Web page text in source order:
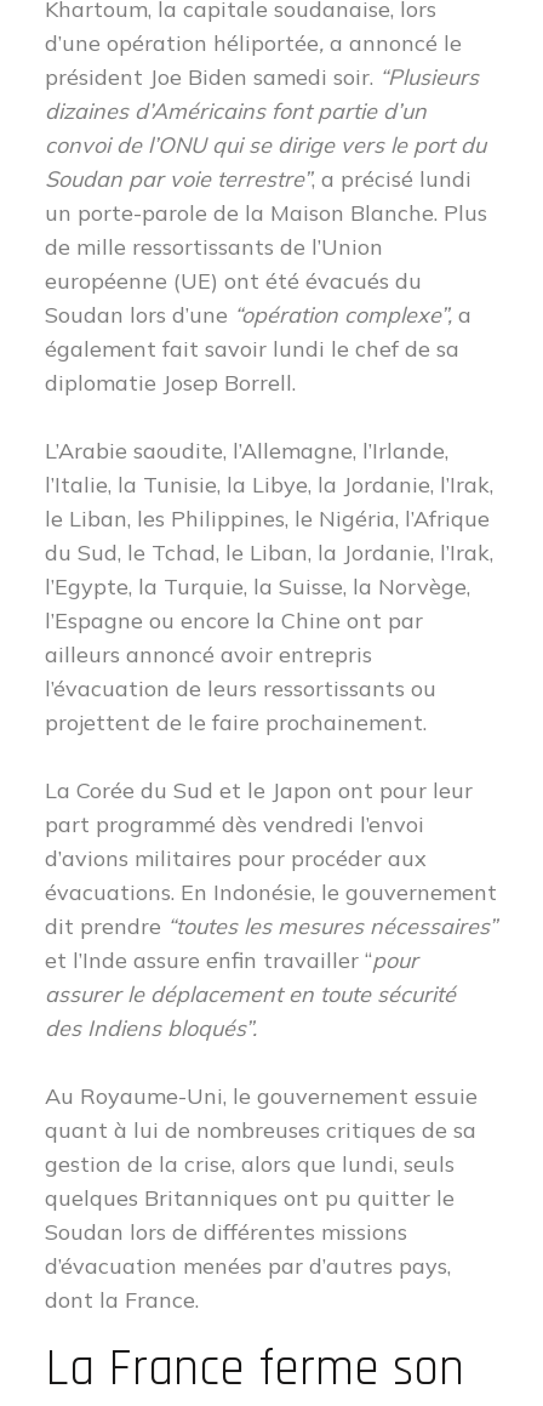
Khartoum, la capitale soudanaise, lors
d’une opération héliportée,a annoncé le
président Joe Biden samedi soir. “Plusieurs
dizaines d’Américains font partie d’un
convoi de l’ONU qui se dirige vers le port du
Soudan par voie terrestre”, a précisé lundi
un porte-parole de la Maison Blanche. Plus
de mille ressortissants de l’Union
européenne (UE) ont été évacués du
Soudan lors d’une “opération complexe”,a
également fait savoir lundi le chef de sa
diplomatie Josep Borrell.
L’Arabie saoudite, l’Allemagne, l’Irlande,
l’Italie, la Tunisie, la Libye, la Jordanie, l’Irak,
le Liban, les Philippines, le Nigéria, l’Afrique
du Sud, le Tchad, le Liban, la Jordanie, l’Irak,
l’Egypte, la Turquie, la Suisse, la Norvège,
l’Espagne ou encore la Chine ont par
ailleurs annoncé avoir entrepris
l’évacuation de leurs ressortissants ou
projettent de le faire prochainement.
La Corée du Sud et le Japon ont pour leur
part programmé dès vendredi l’envoi
d’avions militaires pour procéder aux
évacuations. En Indonésie, le gouvernement
dit prendre “toutes les mesures nécessaires”
et l’Inde assure enfin travailler “pour
assurer le déplacement en toute sécurité
des Indiens bloqués”.
Au Royaume-Uni, le gouvernement essuie
quant à lui de nombreuses critiques de sa
gestion de la crise, alors que lundi, seuls
quelques Britanniques ont pu quitter le
Soudan lors de différentes missions
d’évacuation menées par d’autres pays,
dont la France.
La France ferme son